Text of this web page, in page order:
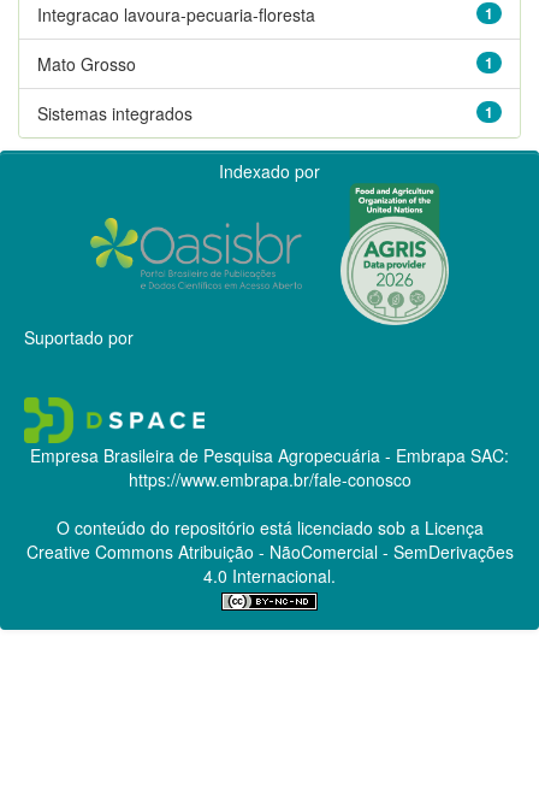
1
Integracao lavoura-pecuaria-floresta
1
Mato Grosso
1
Sistemas integrados
Indexado por
Suportado por
Empresa Brasileira de Pesquisa Agropecuária - Embrapa SAC:
https://www.embrapa.br/fale-conosco
O conteúdo do repositório está licenciado sob a Licença
Creative CommonsAtribuição - NãoComercial - SemDerivações
4.0 Internacional.